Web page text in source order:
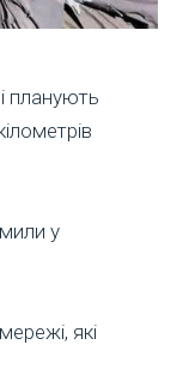
планують
у
які